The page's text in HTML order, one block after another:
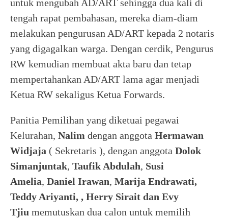
untuk mengubah AD/ART sehingga dua kali di
tengah rapat pembahasan, mereka diam-diam
melakukan pengurusan AD/ART kepada 2 notaris
yang digagalkan warga. Dengan cerdik, Pengurus
RW kemudian membuat akta baru dan tetap
mempertahankan AD/ART lama agar menjadi
Ketua RW sekaligus Ketua Forwards.
Panitia Pemilihan yang diketuai pegawai
Kelurahan, Nalim dengan anggota Hermawan
Widjaja ( Sekretaris ), dengan anggota Dolok
Simanjuntak, Taufik Abdulah, Susi
Amelia, Daniel Irawan, Marija Endrawati,
Teddy Ariyanti, , Herry Sirait dan Evy
Tjiu memutuskan dua calon untuk memilih